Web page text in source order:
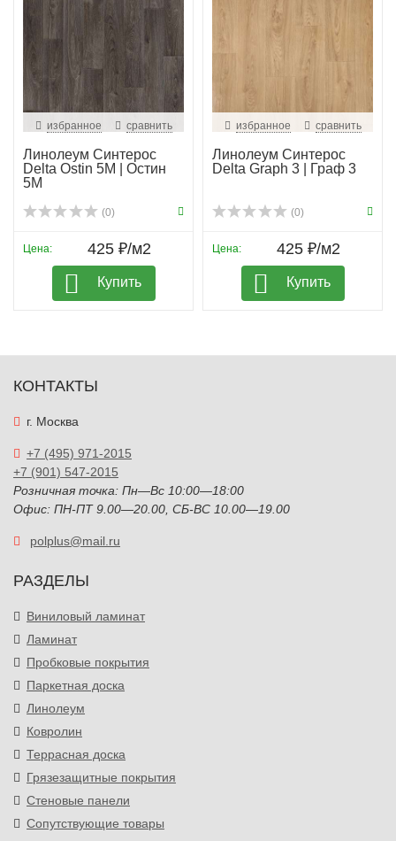
избранное сравнить
Линолеум Синтерос
Delta Ostin 5M | Остин
5М
(0)
Цена: 425 ₽/м2
Купить
избранное сравнить
Линолеум Синтерос
Delta Graph 3 | Граф 3
(0)
Цена: 425 ₽/м2
Купить
КОНТАКТЫ
г. Москва
+7 (495) 971-2015
+7 (901) 547-2015
Розничная точка: Пн—Вс 10:00—18:00
Офис: ПН-ПТ 9.00—20.00, СБ-ВС 10.00—19.00
polplus@mail.ru
РАЗДЕЛЫ
Виниловый ламинат
Ламинат
Пробковые покрытия
Паркетная доска
Линолеум
Ковролин
Террасная доска
Грязезащитные покрытия
Стеновые панели
Сопутствующие товары